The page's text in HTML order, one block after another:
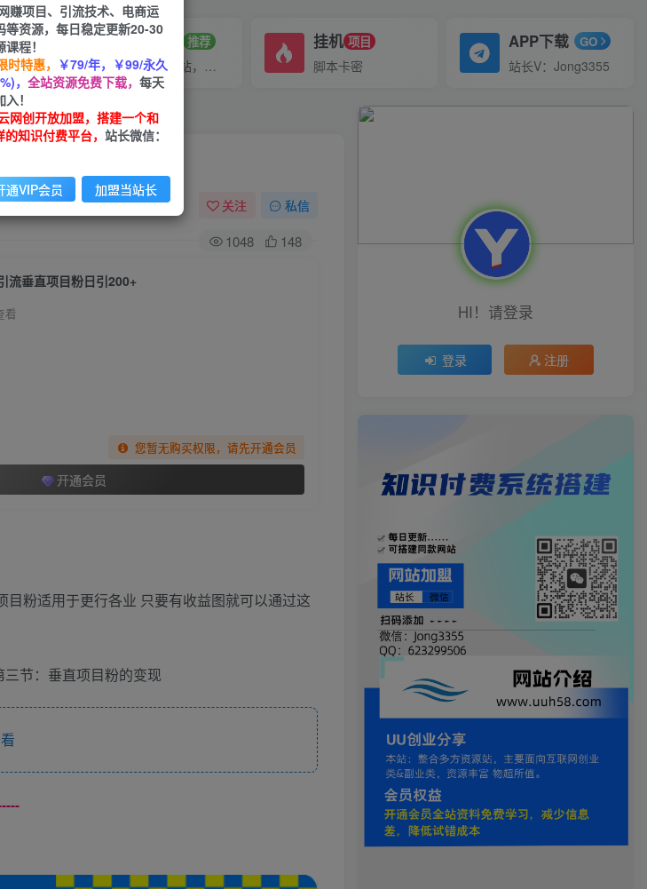
分佣
链接
招募站长 推荐
搭建同款网站，自己当老板
挂机 项目
脚本卡密
APP下载 GO
站长V：Jong3355
关注 私信
1048 148
流垂直项目粉日引200+
看
您暂无购买权限，请先开通会员
开通会员
粉适用于更行各业 只要有收益图就可以通过这
节：垂直项目粉的变现
HI！请登录
登录 注册
赚项目、引流技术、电商运
等资源，每日稳定更新20-30
程！
时特惠， ￥79/年，￥99/永久
， 全站资源免费下载， 每天
！
网创开放加盟，搭建一个和
知识付费平台， 站长微信：
通VIP会员 加盟当站长